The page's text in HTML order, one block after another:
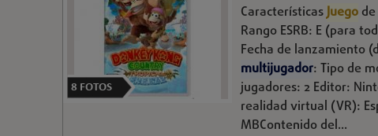
CaracterísticasJuego
Rango ESRB: E (para
Fecha de lanzamiento
multijugador: Tipo de
jugadores: 2 Editor:
realidad virtual (VR):
MBContenido del...
8 FOTOS